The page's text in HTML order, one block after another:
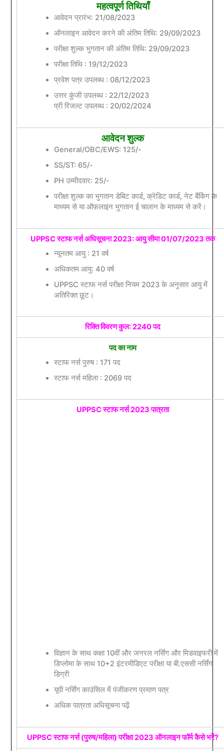
महत्वपूर्ण तिथियाँ
आवेदन प्रारंभ: 21/08/2023
ऑनलाइन आवेदन करने की अंतिम तिथि: 29/09/2023
परीक्षा शुल्क भुगतान की अंतिम तिथि: 29/09/2023
परीक्षा तिथि : 19/12/2023
प्रवेश पत्र उपलब्ध : 08/12/2023
उत्तर कुंजी उपलब्ध : 22/12/2023
प्री रिजल्ट उपलब्ध : 20/02/2024
आवेदन शुल्क
General/OBC/EWS: 125/-
SS/ST: 65/-
PH उम्मीदवार: 25/-
परीक्षा शुल्क का भुगतान डेबिट कार्ड, क्रेडिट कार्ड, नेट बैंकिंग के
माध्यम से या ऑफ़लाइन भुगतान ई चालान के माध्यम से करें।
UPPSC स्टाफ नर्स अधिसूचना 2023: आयु सीमा 01/07/2023 तक
न्यूनतम आयु : 21 वर्ष
अधिकतम आयु: 40 वर्ष
UPPSC स्टाफ नर्स परीक्षा नियम 2023 के अनुसार आयु में
अतिरिक्त छूट।
रिक्ति विवरण कुल: 2240 पद
पद का नाम
स्टाफ नर्स पुरुष : 171 पद
स्टाफ नर्स महिला : 2069 पद
UPPSC स्टाफ नर्स 2023 पात्रता
विज्ञान के साथ कक्षा 10वीं और जनरल नर्सिंग और मिडवाइफरी में
डिप्लोमा के साथ 10+2 इंटरमीडिएट परीक्षा या बी.एससी नर्सिंग
डिग्री
यूपी नर्सिंग काउंसिल में पंजीकरण प्रमाण पत्र
अधिक पात्रता अधिसूचना पढ़ें
UPPSC स्टाफ नर्स (पुरुष/महिला) परीक्षा 2023 ऑनलाइन फॉर्म कैसे भरें?